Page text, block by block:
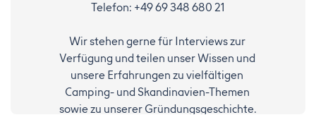
Telefon: +49 69 348 680 21
Wir stehen gerne für Interviews zur
Verfügung und teilen unser Wissen und
unsere Erfahrungen zu vielfältigen
Camping- und Skandinavien-Themen
sowie zu unserer Gründungsgeschichte.